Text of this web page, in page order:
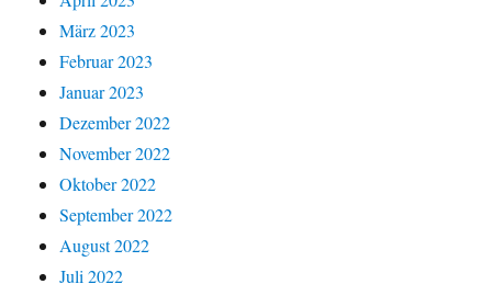
März 2023
Februar 2023
Januar 2023
Dezember 2022
November 2022
Oktober 2022
September 2022
August 2022
Juli 2022